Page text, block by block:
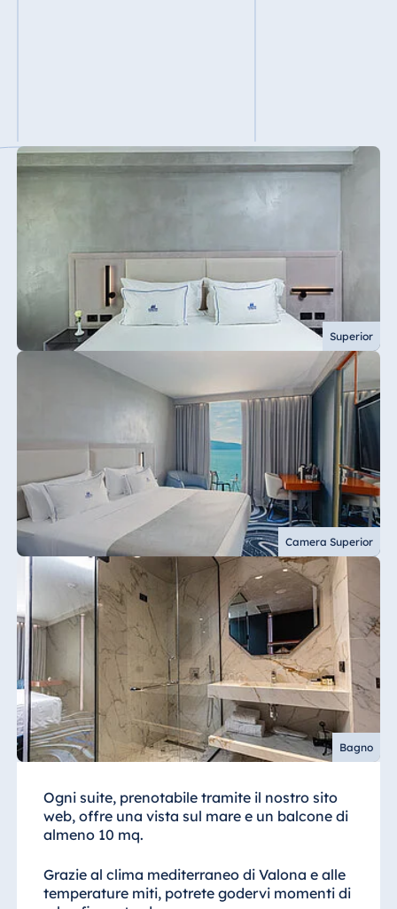
Superior
Camera Superior
Bagno
Ogni suite, prenotabile tramite il nostro sito
web, offre una vista sul mare e un balcone di
almeno 10 mq.
Grazie al clima mediterraneo di Valona e alle
temperature miti, potrete godervi momenti di